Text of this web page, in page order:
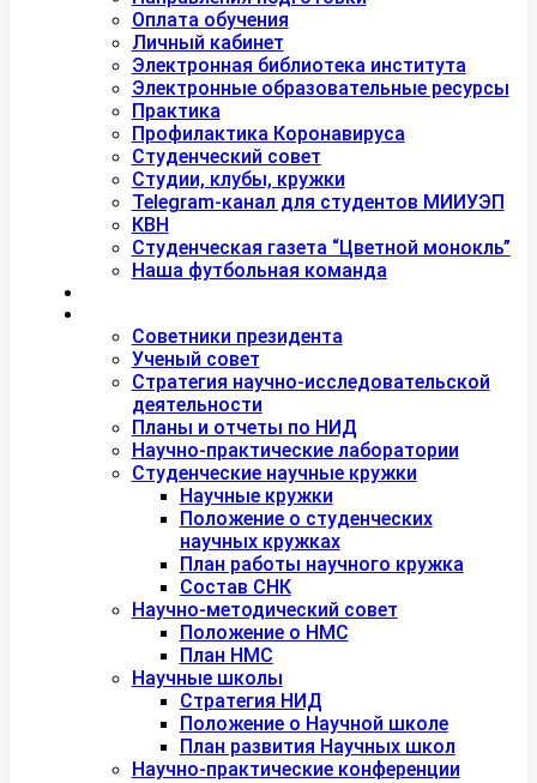
Оплата обучения
Личный кабинет
Электронная библиотека института
Электронные образовательные ресурсы
Практика
Профилактика Коронавируса
Студенческий совет
Студии, клубы, кружки
Telegram-канал для студентов МИИУЭП
КВН
Студенческая газета “Цветной монокль”
Наша футбольная команда
Советники президента
Ученый совет
Стратегия научно-исследовательской
деятельности
Планы и отчеты по НИД
Научно-практические лаборатории
Студенческие научные кружки
Научные кружки
Положение о студенческих
научных кружках
План работы научного кружка
Состав СНК
Научно-методический совет
Положение о НМС
План НМС
Научные школы
Стратегия НИД
Положение о Научной школе
План развития Научных школ
Научно-практические конференции